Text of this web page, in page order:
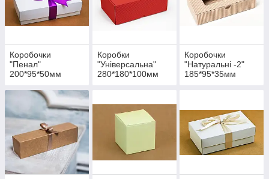
Коробочки
"Пенал"
200*95*50мм
Коробки
"Універсальна"
280*180*100мм
Коробочки
"Натуральні -2"
185*95*35мм